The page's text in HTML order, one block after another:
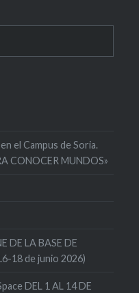
el Campus de Soria.
CONOCER MUNDOS»
DE LA BASE DE
18 de junio 2026)
DEL 1 AL 14 DE